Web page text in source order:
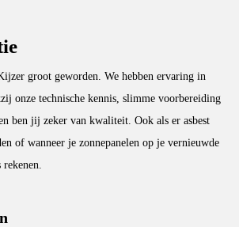
groot geworden. We hebben ervaring in
onze technische kennis, slimme voorbereiding
ben jij zeker van kwaliteit. Ook als er asbest
of wanneer je zonnepanelen op je vernieuwde